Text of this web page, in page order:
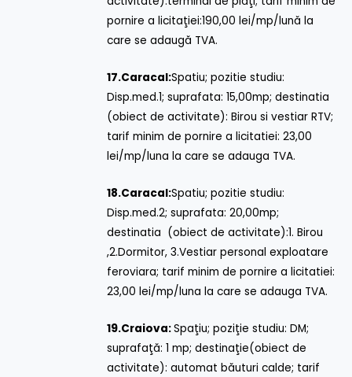
pornire a licitaţiei:190,00 lei/mp/lună la
care se adaugă TVA.
17.Caracal:Spatiu; pozitie studiu:
Disp.med.1; suprafata: 15,00mp; destinatia
(obiect de activitate): Birou si vestiar RTV;
tarif minim de pornire a licitatiei: 23,00
lei/mp/luna la care se adauga TVA.
18.Caracal:Spatiu; pozitie studiu:
Disp.med.2; suprafata: 20,00mp;
destinatia (obiect de activitate):1. Birou
,2.Dormitor, 3.Vestiar personal exploatare
feroviara; tarif minim de pornire a licitatiei:
23,00 lei/mp/luna la care se adauga TVA.
19.Craiova:Spaţiu; poziţie studiu: DM;
suprafaţă: 1 mp; destinaţie(obiect de
activitate): automat băuturi calde; tarif